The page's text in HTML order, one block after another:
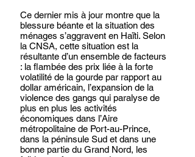
Ce dernier mis à jour montre que la
blessure béante et la situation des
ménages s’aggravent en Haïti. Selon
la CNSA, cette situation est la
résultante d’un ensemble de facteurs
: la flambée des prix liée à la forte
volatilité de la gourde par rapport au
dollar américain, l’expansion de la
violence des gangs qui paralyse de
plus en plus les activités
économiques dans l’Aire
métropolitaine de Port-au-Prince,
dans la péninsule Sud et dans une
bonne partie du Grand Nord, les